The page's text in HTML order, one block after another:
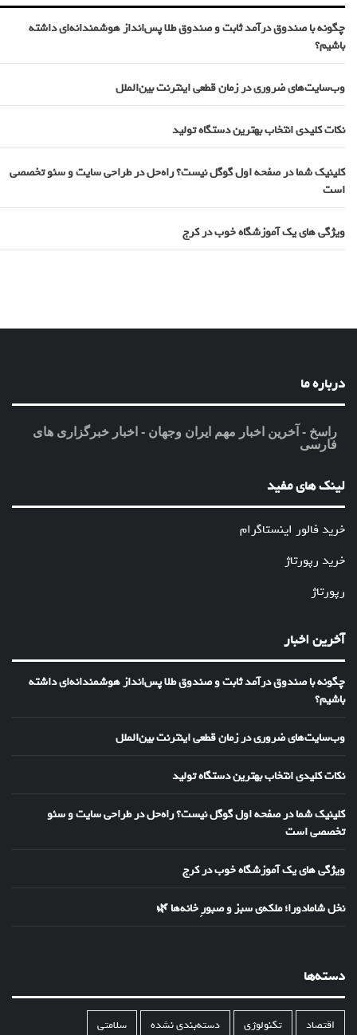
چگونه با صندوق درآمد ثابت و صندوق طلا پس‌انداز هوشمندانه‌ای داشته
باشیم؟
وب‌سایت‌های ضروری در زمان قطعی اینترنت بین‌الملل
نکات کلیدی انتخاب بهترین دستگاه تولید
کلینیک شما در صفحه اول گوگل نیست؟ راه‌حل در طراحی سایت و سئو تخصصی
است
ویژگی های یک آموزشگاه خوب در کرج
درباره ما
راسخ - آخرین اخبار مهم ایران وجهان - اخبار خبرگزاری های
فارسی
لینک های مفید
خرید فالور اینستاگرام
خرید رپورتاژ
رپورتاژ
آخرین اخبار
چگونه با صندوق درآمد ثابت و صندوق طلا پس‌انداز هوشمندانه‌ای داشته
باشیم؟
وب‌سایت‌های ضروری در زمان قطعی اینترنت بین‌الملل
نکات کلیدی انتخاب بهترین دستگاه تولید
کلینیک شما در صفحه اول گوگل نیست؟ راه‌حل در طراحی سایت و سئو
تخصصی است
ویژگی های یک آموزشگاه خوب در کرج
نخل شامادورا؛ ملکه‌ی سبز و صبورِ خانه‌ها 🌿
دسته‌ها
اقتصاد تکنولوژی دسته‌بندی نشده سلامتی